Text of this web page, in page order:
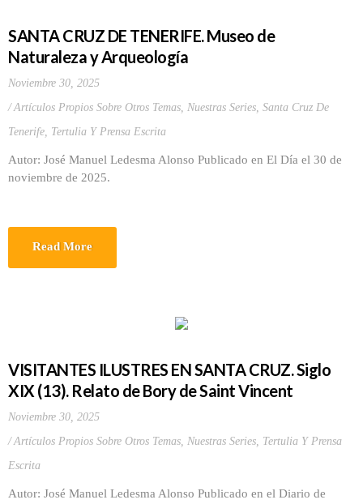
SANTA CRUZ DE TENERIFE. Museo de
Naturaleza y Arqueología
Noviembre 30, 2025
Artículos Propios Sobre Otros Temas, Nuestras Series, Santa Cruz De
Tenerife, Tertulia Y Prensa Escrita
Autor: José Manuel Ledesma Alonso Publicado en El Día el 30 de
noviembre de 2025.
Read More
VISITANTES ILUSTRES EN SANTA CRUZ. Siglo
XIX (13). Relato de Bory de Saint Vincent
Noviembre 30, 2025
Artículos Propios Sobre Otros Temas, Nuestras Series, Tertulia Y Prensa
Escrita
Autor: José Manuel Ledesma Alonso Publicado en el Diario de